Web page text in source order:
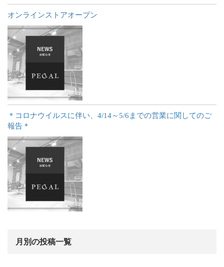
オンラインストアオープン
＊コロナウイルスに伴い、4/14～5/6までの営業に関してのご
報告＊
月別の投稿一覧